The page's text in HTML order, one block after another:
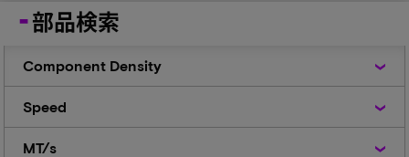
部品検索
Density
Component Density
Speed
MT/s